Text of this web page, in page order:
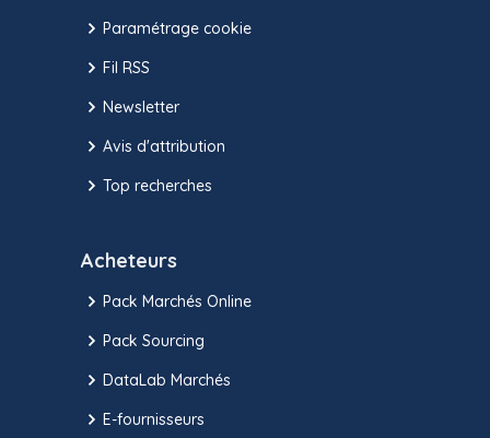
Paramétrage cookie
Fil RSS
Newsletter
Avis d'attribution
Top recherches
Acheteurs
Pack Marchés Online
Pack Sourcing
DataLab Marchés
E-fournisseurs